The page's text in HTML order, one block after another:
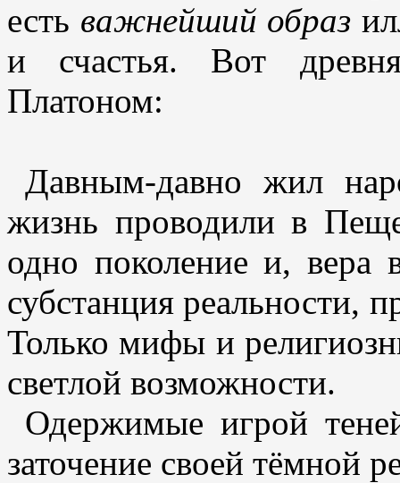
есть важнейший образ
и счастья. Вот
Платоном:
Давным-давно жил
жизнь проводили в
одно поколение и, вера
субстанция реальности,
Только мифы и
светлой возможности.
Одержимые игрой
заточение своей тёмной